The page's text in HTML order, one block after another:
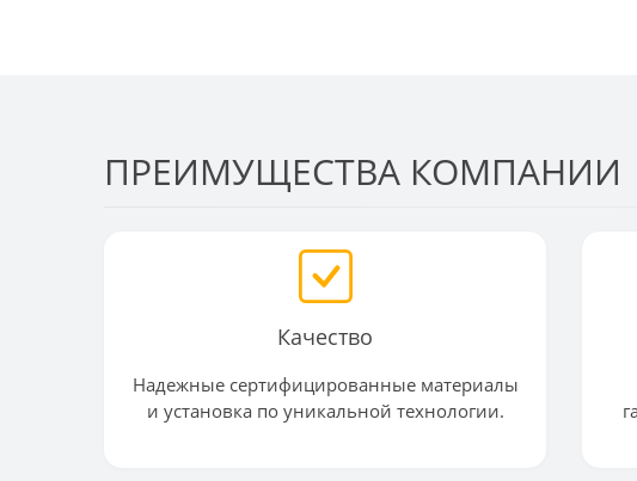
ПРЕИМУЩЕСТВА КОМПАНИИ
Качество
Надежные сертифицированные материалы
и установка по уникальной технологии.